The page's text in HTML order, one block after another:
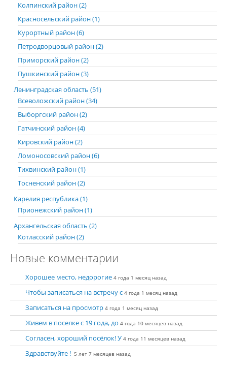
Колпинский район (2)
Красносельский район (1)
Курортный район (6)
Петродворцовый район (2)
Приморский район (2)
Пушкинский район (3)
Ленинградская область (51)
Всеволожский район (34)
Выборгский район (2)
Гатчинский район (4)
Кировский район (2)
Ломоносовский район (6)
Тихвинский район (1)
Тосненский район (2)
Карелия республика (1)
Прионежский район (1)
Архангельская область (2)
Котласский район (2)
Новые комментарии
Хорошее место, недорогие 4 года 1 месяц назад
Чтобы записаться на встречу с 4 года 1 месяц назад
Записаться на просмотр 4 года 1 месяц назад
Живем в поселке с 19 года, до 4 года 10 месяцев назад
Согласен, хороший посёлок! У 4 года 11 месяцев назад
Здравствуйте ! 5 лет 7 месяцев назад